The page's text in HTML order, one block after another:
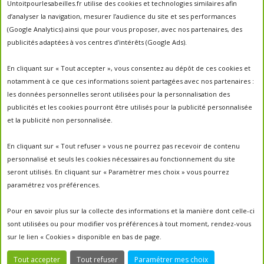
Untoitpourlesabeilles.fr utilise des cookies et technologies similaires afin
d’analyser la navigation, mesurer l’audience du site et ses performances
(Google Analytics) ainsi que pour vous proposer, avec nos partenaires, des
publicités adaptées à vos centres d’intérêts (Google Ads).
En cliquant sur « Tout accepter », vous consentez au dépôt de ces cookies et
notamment à ce que ces informations soient partagées avec nos partenaires :
les données personnelles seront utilisées pour la personnalisation des
publicités et les cookies pourront être utilisés pour la publicité personnalisée
et la publicité non personnalisée.
En cliquant sur « Tout refuser » vous ne pourrez pas recevoir de contenu
personnalisé et seuls les cookies nécessaires au fonctionnement du site
seront utilisés. En cliquant sur « Paramètrer mes choix » vous pourrez
paramétrez vos préférences.
Pour en savoir plus sur la collecte des informations et la manière dont celle-ci
sont utilisées ou pour modifier vos préférences à tout moment, rendez-vous
sur le lien « Cookies » disponible en bas de page.
Tout accepter Tout refuser Paramétrer mes choix
abeille abeilles
apiculteur apiculteurs apiculture apiculture
autrefois biodiversité Chantal Jacquot et Yves Robert
essaimage essaim sauvage fleurs la vie de la
ruche Maroc miel miel; production;abeilles
miel
français
parrainage de ruche
parrainer une ruche pesticides
portes ouvertes
rencontre apiculteurs ruche récolte récolte miel
saison2017 saison2018 saison apicole sauvage un
toit pour les abeilles untoitpourlesabeilles
Un Toit Pour Les Abeilles; abeilles; miel